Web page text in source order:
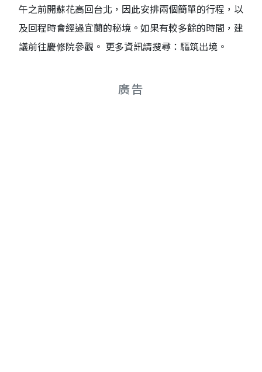
午之前開蘇花高回台北，因此安排兩個簡單的行程，以
及回程時會經過宜蘭的秘境。如果有較多餘的時間，建
議前往慶修院參觀。 更多資訊請搜尋：驅筑出境。
廣告